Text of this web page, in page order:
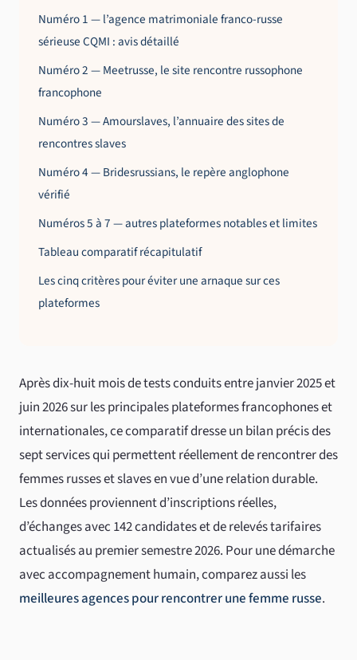
Numéro 1 — l’agence matrimoniale franco-russe
sérieuse CQMI : avis détaillé
Numéro 2 — Meetrusse, le site rencontre russophone
francophone
Numéro 3 — Amourslaves, l’annuaire des sites de
rencontres slaves
Numéro 4 — Bridesrussians, le repère anglophone
vérifié
Numéros 5 à 7 — autres plateformes notables et limites
Tableau comparatif récapitulatif
Les cinq critères pour éviter une arnaque sur ces
plateformes
Après dix-huit mois de tests conduits entre janvier 2025 et
juin 2026 sur les principales plateformes francophones et
internationales, ce comparatif dresse un bilan précis des
sept services qui permettent réellement de rencontrer des
femmes russes et slaves en vue d’une relation durable.
Les données proviennent d’inscriptions réelles,
d’échanges avec 142 candidates et de relevés tarifaires
actualisés au premier semestre 2026. Pour une démarche
avec accompagnement humain, comparez aussi les
meilleures agences pour rencontrer une femme russe.